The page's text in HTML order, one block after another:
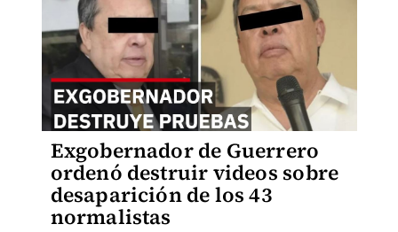
Exgobernador de Guerrero
ordenó destruir videos sobre
desaparición de los 43
normalistas